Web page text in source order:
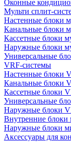
Оконные
Мульти сплит-
Настенные блоки
Канальные блоки
Кассетные блоки
Наружные блоки
Универсальные
VRF-системы
Настенные блоки
Канальные блоки
Кассетные блоки
Универсальные
Наружные блоки
Внутренние
Наружные блоки
Аксессуары для